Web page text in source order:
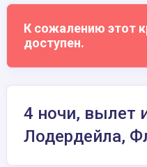
К сожалению этот
доступен.
4 ночи, вылет
Лодердейла,